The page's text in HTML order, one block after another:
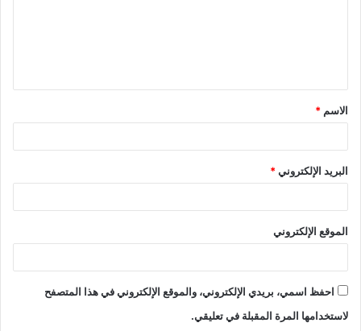
ق
*
الاسم *
البريد الإلكتروني*
الموقع الإلكتروني
احفظ اسمي، بريدي الإلكتروني، والموقع الإلكتروني في هذا المتصفح
لاستخدامها المرة المقبلة في تعليقي.